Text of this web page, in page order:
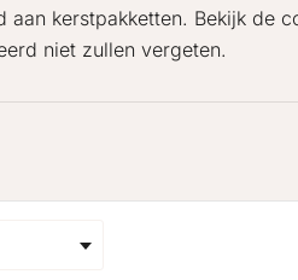
kerstpakketten. Bekijk de
niet zullen vergeten.